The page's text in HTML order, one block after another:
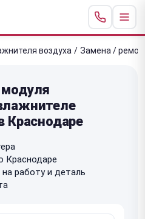
воздуха / Замена /
Краснодаре
Краснодаре
работу и деталь